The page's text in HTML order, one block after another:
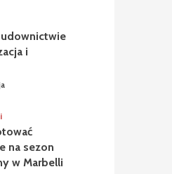
i
na sezon
w Marbelli